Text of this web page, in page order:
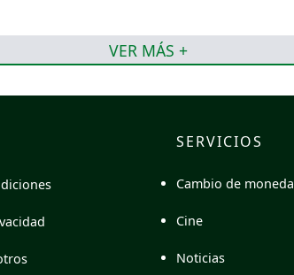
VER MÁS +
SERVICIOS
Cambio de moneda
Cine
Noticias